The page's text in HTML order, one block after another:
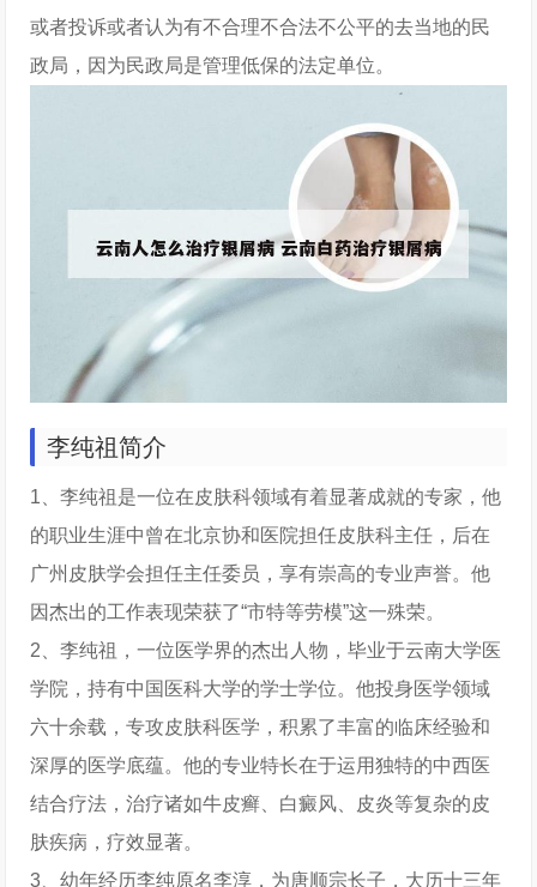
或者投诉或者认为有不合理不合法不公平的去当地的民
政局，因为民政局是管理低保的法定单位。
李纯祖简介
1、李纯祖是一位在皮肤科领域有着显著成就的专家，他
的职业生涯中曾在北京协和医院担任皮肤科主任，后在
广州皮肤学会担任主任委员，享有崇高的专业声誉。他
因杰出的工作表现荣获了“市特等劳模”这一殊荣。
2、李纯祖，一位医学界的杰出人物，毕业于云南大学医
学院，持有中国医科大学的学士学位。他投身医学领域
六十余载，专攻皮肤科医学，积累了丰富的临床经验和
深厚的医学底蕴。他的专业特长在于运用独特的中西医
结合疗法，治疗诸如牛皮癣、白癜风、皮炎等复杂的皮
肤疾病，疗效显著。
3、幼年经历李纯原名李淳，为唐顺宗长子，大历十三年